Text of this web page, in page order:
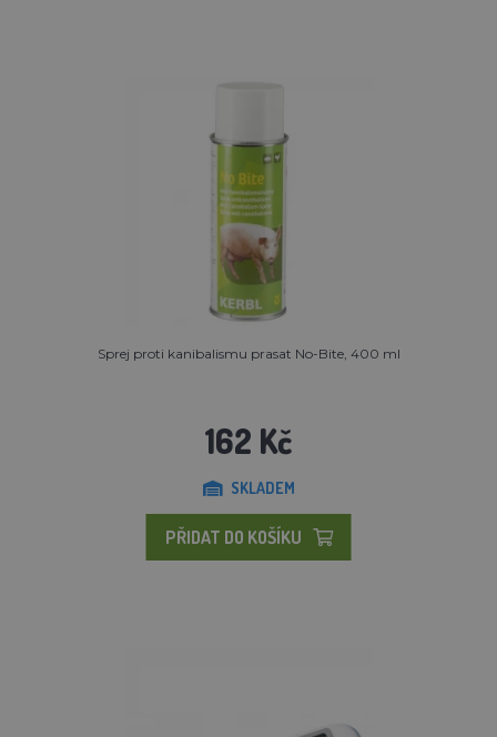
Sprej proti kanibalismu prasat No-Bite, 400 ml
162 Kč
SKLADEM
PŘIDAT DO KOŠÍKU